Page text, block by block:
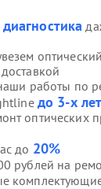
работы по
до 3-х лет
оптических
до 20%
рублей на